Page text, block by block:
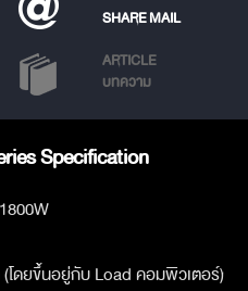
SHARE MAIL
ARTICLE
บทความ
Specification
โดยขึ้นอยู่กับ Load คอมพิวเตอร์)